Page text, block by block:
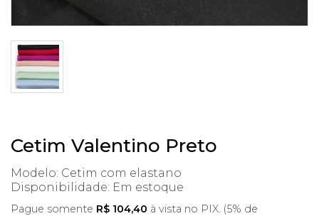
Cetim Valentino Preto
Modelo: Cetim com elastano
Disponibilidade: Em estoque
Pague somente R$ 104,40 à vista no PIX. (5% de